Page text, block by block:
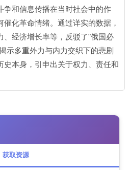
争和信息传播在当时社会中的作
化革命情绪。通过详实的数据，
、经济增长率等，反驳了"俄国必
示多重外力与内力交织下的悲剧
史本身，引申出关于权力、责任和
获取资源